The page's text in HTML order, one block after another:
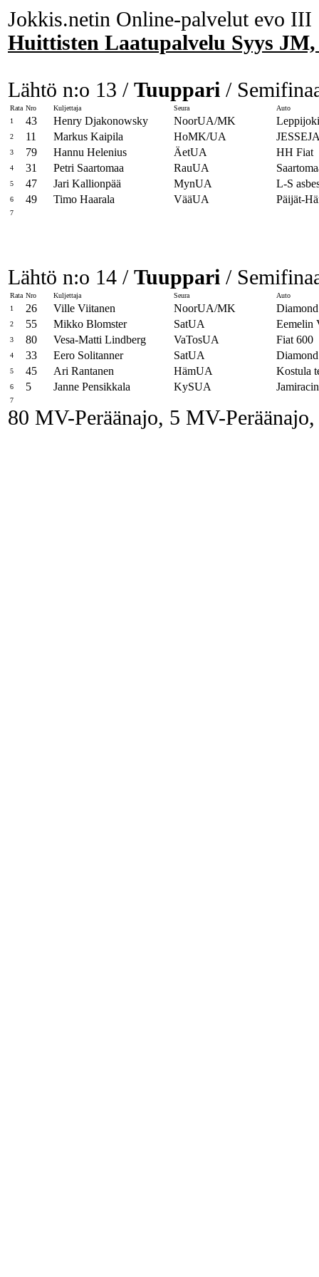
Jokkis.netin Online-palvelut evo III
Huittisten Laatupalvelu Syys JM,
Lähtö n:o 13 / Tuuppari /
Rata Nro Kuljettaja Seura
Auto
1
43 Henry Djakonowsky NoorUA/MK
2 11 Markus Kaipila HoMK/UA
3 79 Hannu Helenius ÄetUA HH Fiat
4 31 Petri Saartomaa RauUA
5 47 Jari Kallionpää MynUA L-S
6 49 Timo Haarala VääUA Päijät-
7
Lähtö n:o 14 / Tuuppari /
Rata Nro Kuljettaja Seura
Auto
1
26 Ville Viitanen NoorUA/MK
2 55 Mikko Blomster SatUA Eemelin
3 80 Vesa-Matti Lindberg VaTosUA Fiat 600
4 33 Eero Solitanner SatUA
5 45 Ari Rantanen HämUA Kostula
6 5 Janne Pensikkala KySUA
7
80 MV-Peräänajo, 5 MV-